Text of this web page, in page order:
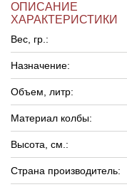
ОПИСАНИЕ
ХАРАКТЕРИСТИКИ
Вес, гр.:
Назначение:
Объем, литр:
Материал колбы:
Высота, см.:
Страна производитель: